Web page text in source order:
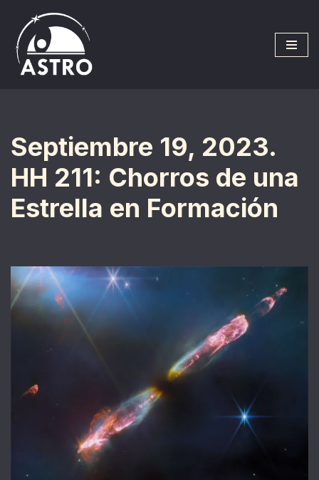
Saltar
al
contenido
Septiembre 19, 2023.
HH 211: Chorros de una
Estrella en Formación